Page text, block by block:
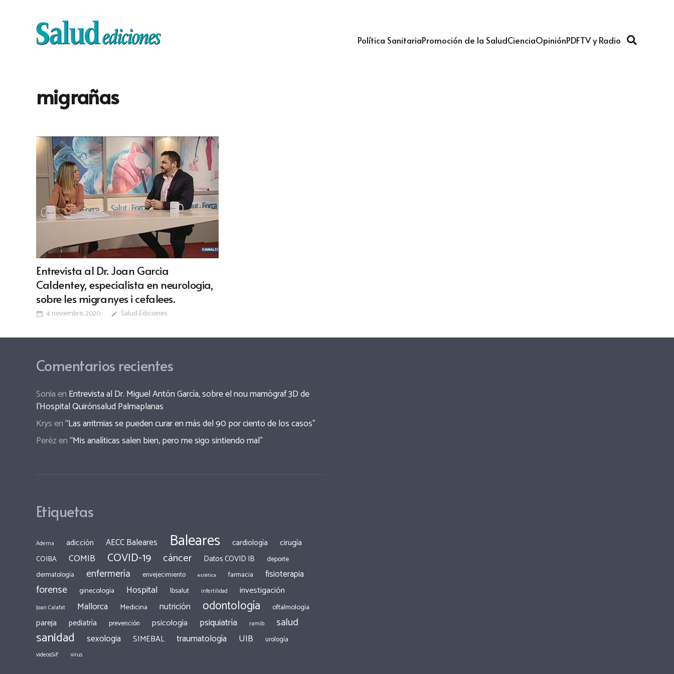
Política SanitariaPromoción de la SaludCienciaOpiniónPDFTV y Radio
migrañas
Entrevista al Dr. Joan Garcia
Caldentey, especialista en neurologia,
sobre les migranyes i cefalees.
calendar_today 4 noviembre, 2020 edit Salud Ediciones
Comentarios recientes
Soniaen Entrevista al Dr. Miguel Antón García, sobre el nou mamògraf 3D de
l’Hospital Quirónsalud Palmaplanas
Krysen“Las arritmias se pueden curar en más del 90 por ciento de los casos”
Perézen“Mis analíticas salen bien, pero me sigo sintiendo mal”
Etiquetas
Adema adicción AECC Baleares Baleares cardiología cirugía
COIBA COMIB COVID-19 cáncer Datos COVID IB
deporte
dermatología
enfermería envejecimiento estética farmacia fisioterapia
forense ginecología Hospital Ibsalut infertilidad investigación
Joan Calafat Mallorca Medicina nutrición odontología oftalmología
pareja pediatría prevención psicología psiquiatría ramib salud
sanidad sexologia SIMEBAL traumatología UIB urología
videosSiF virus